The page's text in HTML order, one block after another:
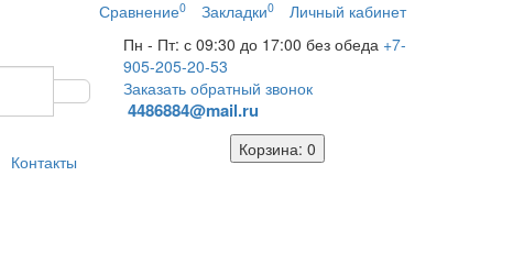
Сравнение0 Закладки0
Личный кабинет
Пн - Пт: с 09:30 до 17:00 без обеда +7-
905-205-20-53
Заказать обратный звонок
4486884@mail.ru
Контакты
Корзина: 0